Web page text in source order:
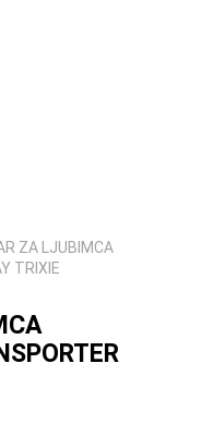
ZA LJUBIMCA
TRIXIE